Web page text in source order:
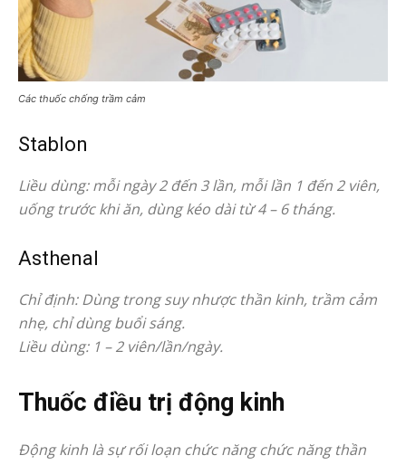
Các thuốc chống trầm cảm
Stablon
Liều dùng: mỗi ngày 2 đến 3 lần, mỗi lần 1 đến 2 viên,
uống trước khi ăn, dùng kéo dài từ 4 – 6 tháng.
Asthenal
Chỉ định: Dùng trong suy nhược thần kinh, trầm cảm
nhẹ, chỉ dùng buổi sáng.
Liều dùng: 1 – 2 viên/lần/ngày.
Thuốc điều trị động kinh
Động kinh là sự rối loạn chức năng chức năng thần